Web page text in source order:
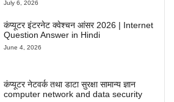
July 6, 2026
कंप्यूटर इंटरनेट क्वेश्चन आंसर 2026 | Internet
Question Answer in Hindi
June 4, 2026
कंप्यूटर नेटवर्क तथा डाटा सुरक्षा सामान्य ज्ञान
computer network and data security